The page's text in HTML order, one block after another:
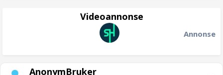
Videoannonse
Annonse
AnonymBruker